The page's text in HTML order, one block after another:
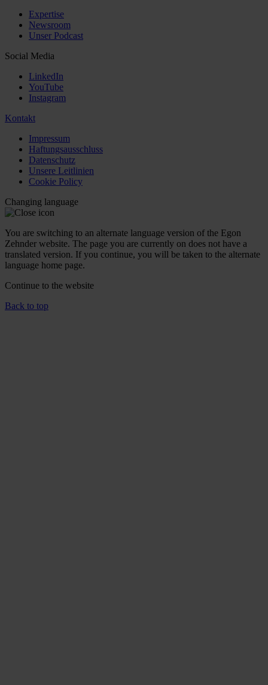
Expertise
Newsroom
Unser Podcast
Social Media
LinkedIn
YouTube
Instagram
Kontakt
Impressum
Haftungsausschluss
Datenschutz
Unsere Leitlinien
Cookie Policy
Changing language
You are switching to an alternate language version of the Egon
Zehnder website. The page you are currently on does not have a
translated version. If you continue, you will be taken to the alternate
language home page.
Continue to the website
Back to top